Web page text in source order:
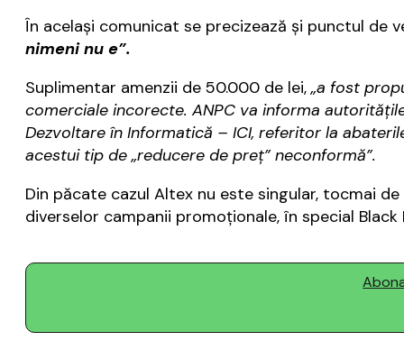
În acelaşi comunicat se precizează şi punctul de
nimeni nu e”.
Suplimentar amenzii de 50.000 de lei,„a fost
comerciale incorecte. ANPC va informa
Dezvoltare în Informatică – ICI, referitor la
acestui tip de „reducere de preț” neconformă”.
Din păcate cazul Altex nu este singular, tocmai
diverselor campanii promoţionale, în special Black